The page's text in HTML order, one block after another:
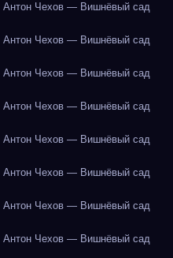
Антон Чехов — Вишнёвый сад
Антон Чехов — Вишнёвый сад
Антон Чехов — Вишнёвый сад
Антон Чехов — Вишнёвый сад
Антон Чехов — Вишнёвый сад
Антон Чехов — Вишнёвый сад
Антон Чехов — Вишнёвый сад
Антон Чехов — Вишнёвый сад